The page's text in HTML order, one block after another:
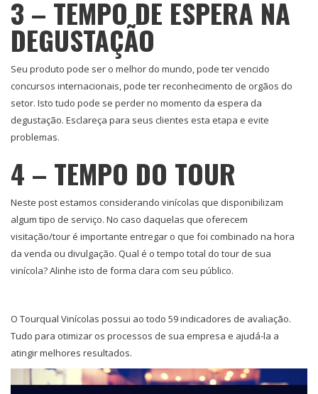
3 – TEMPO DE ESPERA NA
DEGUSTAÇÃO
Seu produto pode ser o melhor do mundo, pode ter vencido
concursos internacionais, pode ter reconhecimento de orgãos do
setor. Isto tudo pode se perder no momento da espera da
degustação. Esclareça para seus clientes esta etapa e evite
problemas.
4 – TEMPO DO TOUR
Neste post estamos considerando vinícolas que disponibilizam
algum tipo de serviço. No caso daquelas que oferecem
visitação/tour é importante entregar o que foi combinado na hora
da venda ou divulgação. Qual é o tempo total do tour de sua
vinícola? Alinhe isto de forma clara com seu público.
O Tourqual Vinícolas possui ao todo 59 indicadores de avaliação.
Tudo para otimizar os processos de sua empresa e ajudá-la a
atingir melhores resultados.